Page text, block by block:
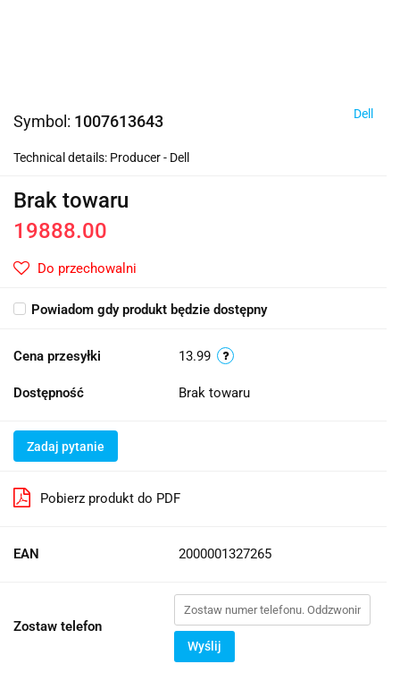
Symbol: 1007613643 Dell
Technical details: Producer - Dell
Brak towaru
19888.00
Do przechowalni
Powiadom gdy produkt będzie dostępny
Cena przesyłki 13.99
Dostępność Brak towaru
Zadaj pytanie
Pobierz produkt do PDF
EAN 2000001327265
Zostaw telefon
Wyślij